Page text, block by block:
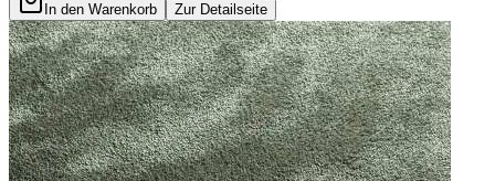
In den Warenkorb Zur Detailseite